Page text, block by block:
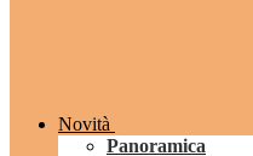
Novità
Panoramica